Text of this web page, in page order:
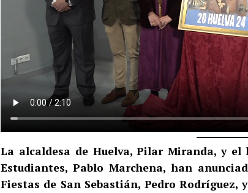
La alcaldesa de Huelva, Pilar Miranda, y
Estudiantes, Pablo Marchena, han
Fiestas de San Sebastián, Pedro